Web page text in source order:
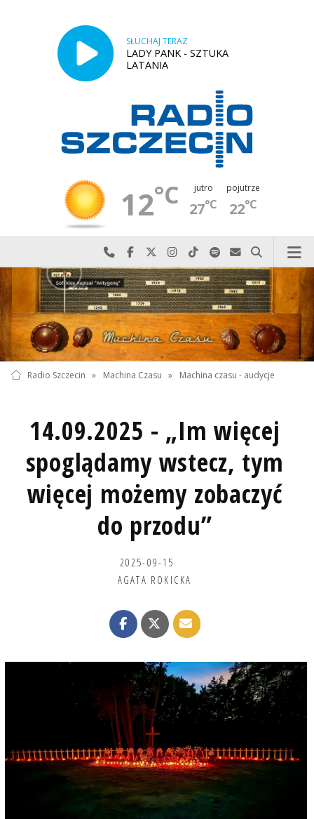
SŁUCHAJ TERAZ
LADY PANK - SZTUKA
LATANIA
12°C jutro
27°C
pojutrze
22°C
Najlepiej po prostu do nas zadzwoń
Odwiedź nas na Facebook-u
Odwiedź nas na X
Odwiedź nas na Instagram-ie
Odwiedź nas na TikTok-u
Szukaj nas na Spotify
Wyślij do nas
Szukaj
Radio Szczecin » Machina Czasu » Machina czasu - audycje
14.09.2025 - „Im więcej
spoglądamy wstecz, tym
więcej możemy zobaczyć
do przodu”
2025-09-15
AGATA ROKICKA